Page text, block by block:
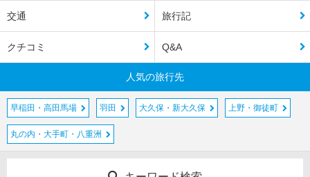
交通 旅行記
クチコミ Q&A
人気の旅行先
早稲田・高田馬場 羽田 大久保・新大久保 上野・御徒町
丸の内・大手町・八重洲